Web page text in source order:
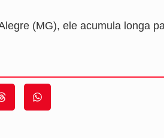
(MG), ele acumula longa